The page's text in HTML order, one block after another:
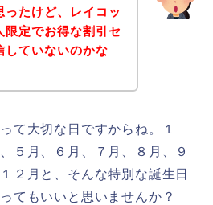
たけど、レイコッ
限定でお得な割引セ
していないのかな
て大切な日ですからね。１
５月、６月、７月、８月、９
２月と、そんな特別な誕生日
てもいいと思いませんか？